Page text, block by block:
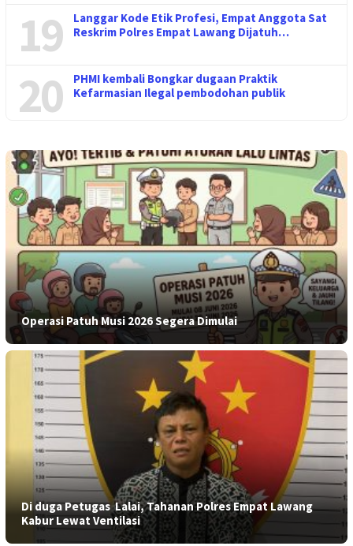
19
Langgar Kode Etik Profesi, Empat Anggota Sat
Reskrim Polres Empat Lawang Dijatuh…
20
PHMI kembali Bongkar dugaan Praktik
Kefarmasian Ilegal pembodohan publik
Operasi Patuh Musi 2026 Segera Dimulai
​Di duga Petugas Lalai, Tahanan Polres Empat Lawang
Kabur Lewat Ventilasi